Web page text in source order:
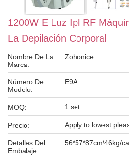
1200W E Luz Ipl RF
La Depilación Corporal
Nombre De La
Marca:
Zohonice
Número De
Modelo:
E9A
MOQ: 1 set
Precio: Apply to lowest
Detalles Del
Embalaje:
56*57*87cm/46kg/